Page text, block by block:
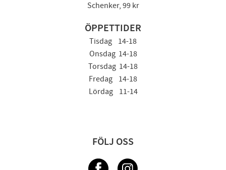
Schenker, 99 kr
ÖPPETTIDER
Tisdag 14-18
Onsdag 14-18
Torsdag 14-18
Fredag 14-18
Lördag 11-14
FÖLJ OSS